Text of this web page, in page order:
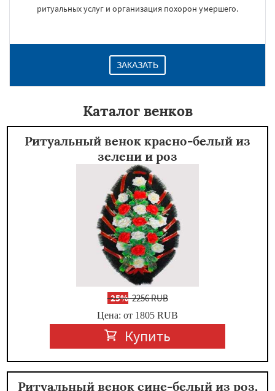
ритуальных услуг и организация похорон умершего.
ЗАКАЗАТЬ
Каталог венков
Ритуальный венок красно-белый из
зелени и роз
-25%2256 RUB
Цена: от 1805 RUB
Купить
Ритуальный венок сине-белый из роз,